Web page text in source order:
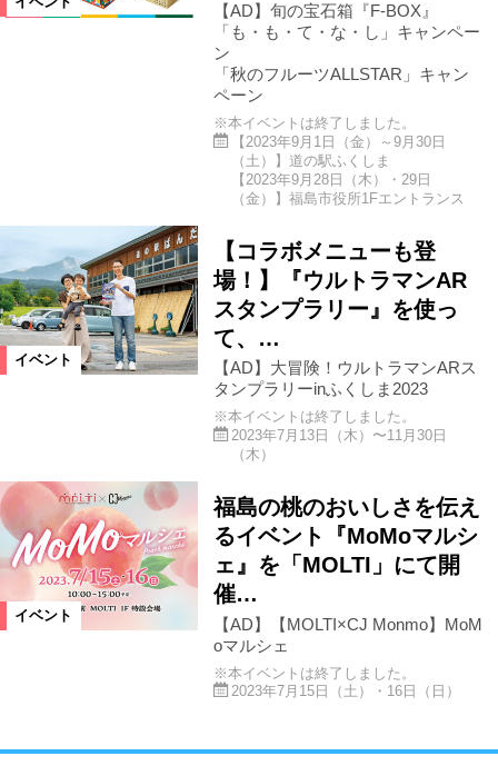
【AD】旬の宝石箱『F-BOX』
「も・も・て・な・し」キャンペー
ン
「秋のフルーツALLSTAR」キャン
ペーン
※本イベントは終了しました。
【2023年9月1日（金）～9月30日
（土）】道の駅ふくしま
【2023年9月28日（木）・29日
（金）】福島市役所1Fエントランス
イベント
【コラボメニューも登
場！】『ウルトラマンAR
スタンプラリー』を使っ
て、…
【AD】大冒険！ウルトラマンARス
タンプラリーinふくしま2023
※本イベントは終了しました。
2023年7月13日（木）〜11月30日
（木）
イベント
福島の桃のおいしさを伝え
るイベント『MoMoマルシ
ェ』を「MOLTI」にて開
催…
【AD】【MOLTI×CJ Monmo】MoM
oマルシェ
※本イベントは終了しました。
2023年7月15日（土）・16日（日）